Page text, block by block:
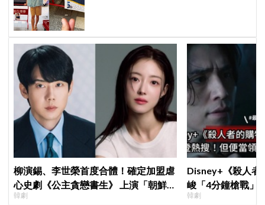
柳演錫、李世榮首度合體！確定加盟虐
心史劇《公主貪戀書生》 上演「朝鮮版
羅密歐與茱麗葉」
韓劇
Disney+《殺人者
峻「4分鐘槍戰」
完兩大主角全掛
韓劇